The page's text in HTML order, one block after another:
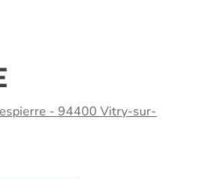
- 94400 Vitry-sur-